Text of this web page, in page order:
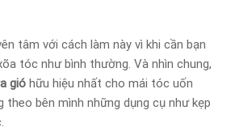
tâm với cách làm này vì khi cần bạn
tóc như bình thường. Và nhìn chung,
gió hữu hiệu nhất cho mái tóc uốn
theo bên mình những dụng cụ như kẹp